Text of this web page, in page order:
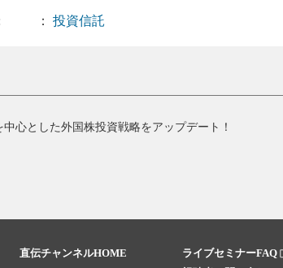
：投資信託
中心とした外国株投資戦略をアップデート！
直伝チャンネルHOME
ライブセミナーFAQ